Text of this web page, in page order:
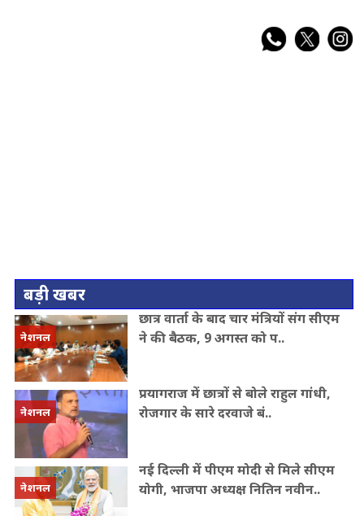
बड़ी खबर
नेशनल
छात्र वार्ता के बाद चार मंत्रियों संग सीएम
ने की बैठक, 9 अगस्त को प..
नेशनल
प्रयागराज में छात्रों से बोले राहुल गांधी,
रोजगार के सारे दरवाजे बं..
नेशनल
नई दिल्ली में पीएम मोदी से मिले सीएम
योगी, भाजपा अध्यक्ष नितिन नवीन..